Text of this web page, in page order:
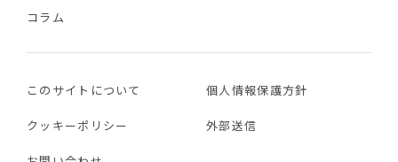
コラム
このサイトについて 個人情報保護方針
クッキーポリシー 外部送信